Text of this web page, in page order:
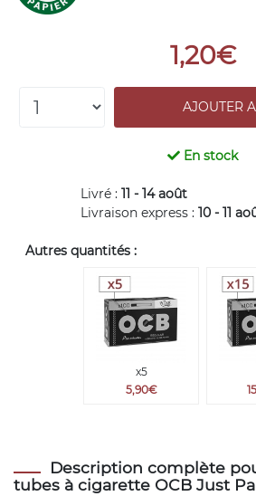
1,20€
En stock
Livré : 11 - 14 août
Livraison express : 10 - 11
Autres quantités :
x5
5,90€
Description complète
tubes à cigarette OCB Just